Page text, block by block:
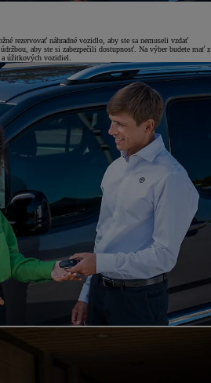
rezervovať náhradné vozidlo, aby ste sa nemuseli vzdať
aby ste si zabezpečili dostupnosť. Na výber budete mať z
úžitkových vozidiel.